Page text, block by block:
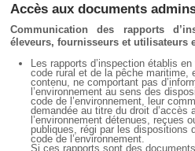
Accès aux documents
Communication des rapports
éleveurs, fournisseurs et utilisateurs
Les rapports d’inspection établis
code rural et de la pêche maritime,
contenu, ne comportant pas
l’environnement au sens des
code de l’environnement, leur
demandée au titre du droit d’accès
l’environnement détenues, reçues
publiques, régi par les dispositions
code de l’environnement.
Si ces rapports sont des